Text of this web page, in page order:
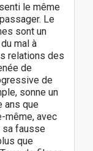
le même
Le
sont un
mal à
relations des
de
de
sonne un
ans que
même, avec
sa fausse
que